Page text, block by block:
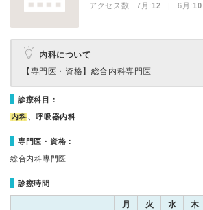
アクセス数 7月:12 | 6月:10
内科について
【専門医・資格】 総合内科専門医
診療科目：
内科、呼吸器内科
専門医・資格：
総合内科専門医
診療時間
月 火 水 木